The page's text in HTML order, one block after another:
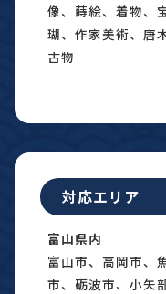
像、蒔絵、着物、
瑚、作家美術、唐
古物
対応エリア
富山県内
富山市、高岡市、
市、砺波市、小矢